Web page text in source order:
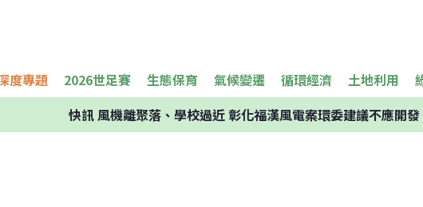
度專題 2026世足賽 生態保育 氣候變遷 循環經濟 土地利用
快訊風機離聚落、學校過近 彰化福漢風電案環委建議不應開發